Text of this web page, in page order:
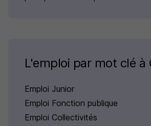
L'emploi par mot clé à
Emploi Junior
Emploi Fonction publique
Emploi Collectivités